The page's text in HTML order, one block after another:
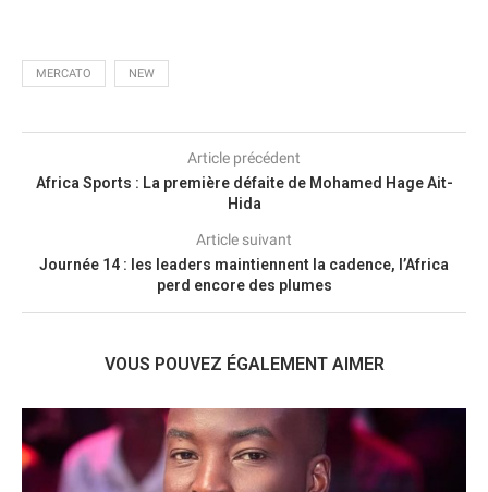
MERCATO NEW
Article précédent
Africa Sports : La première défaite de Mohamed Hage Ait-
Hida
Article suivant
Journée 14 : les leaders maintiennent la cadence, l’Africa
perd encore des plumes
VOUS POUVEZ ÉGALEMENT AIMER